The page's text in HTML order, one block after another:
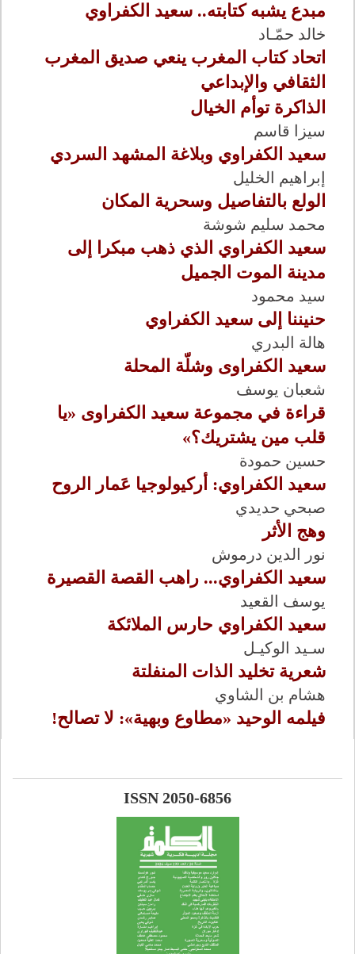
مبدع يشبه كتابته.. سعيد الكفراوي
خالد حمّـاد
اتحاد كتاب المغرب ينعي صديق المغرب
الثقافي والإبداعي
الذاكرة توأم الخيال
سيزا قاسم
سعيد الكفراوي وبلاغة المشهد السردي
إبراهيم الخليل
الولع بالتفاصيل وسحرية المكان
محمد سليم شوشة
سعيد الكفراوي الذي ذهب مبكرا إلى
مدينة الموت الجميل
سيد محمود
حنيننا إلى سعيد الكفراوي
هالة البدري
سعيد الكفراوى وشلّة المحلة
شعبان يوسف
قراءة في مجموعة سعيد الكفراوى «يا
قلب مين يشتريك؟»
حسين حمودة
سعيد الكفراوي: أركيولوجيا عَمار الروح
صبحي حديدي
وهج الأثر
نور الدين درموش
سعيد الكفراوي... راهب القصة القصيرة
يوسف القعيد
سعيد الكفراوي حارس الملائكة
سـيد الوكيـل
شعرية تخليد الذات المنفلتة
هشام بن الشاوي
فيلمه الوحيد «مطاوع وبهية»: لا تصالح!
ISSN 2050-6856